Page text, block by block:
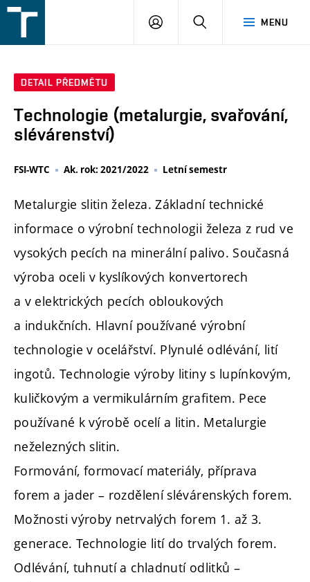
v
MENU
PŘIHLÁŠENÍ
DETAIL PŘEDMĚTU
Technologie (metalurgie, svařování,
slévárenství)
FSI-WTC Ak. rok: 2021/2022 Letní semestr
Metalurgie slitin železa. Základní technické
informace o výrobní technologii železa z rud ve
vysokých pecích na minerální palivo. Současná
výroba oceli v kyslíkových konvertorech
a v elektrických pecích obloukových
a indukčních. Hlavní používané výrobní
technologie v ocelářství. Plynulé odlévání, lití
ingotů. Technologie výroby litiny s lupínkovým,
kuličkovým a vermikulárním grafitem. Pece
používané k výrobě ocelí a litin. Metalurgie
neželezných slitin.
Formování, formovací materiály, příprava
forem a jader – rozdělení slévárenských forem.
Možnosti výroby netrvalých forem 1. až 3.
generace. Technologie lití do trvalých forem.
Odlévání, tuhnutí a chladnutí odlitků –